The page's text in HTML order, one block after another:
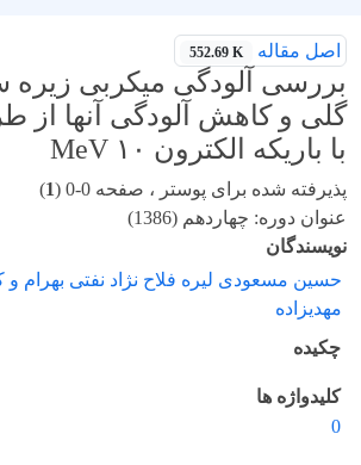
اصل مقاله 552.69 K
بررسی آلودگی میکربی زیره
گلی و کاهش آلودگی آنها از
با باریکه الکترون MeV ۱۰
پذیرفته شده برای پوستر ، صفحه 0-0 ( 1
)
عنوان دوره: چهاردهم (1386)
نویسندگان
حسین مسعودی لیره فلاح نژاد نفتی بهرام
مهدیزاده
چکیده
کلیدواژه ها
0